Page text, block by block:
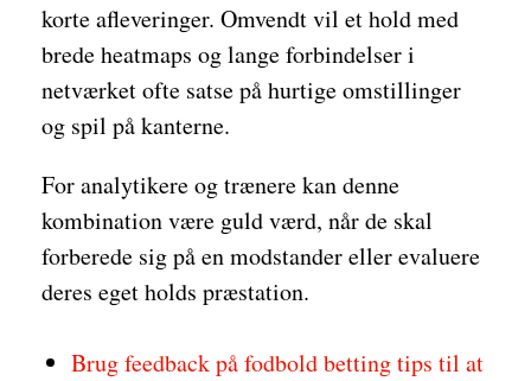
korte afleveringer. Omvendt vil et hold med
brede heatmaps og lange forbindelser i
netværket ofte satse på hurtige omstillinger
og spil på kanterne.
For analytikere og trænere kan denne
kombination være guld værd, når de skal
forberede sig på en modstander eller evaluere
deres eget holds præstation.
Brug feedback på fodbold betting tips til at